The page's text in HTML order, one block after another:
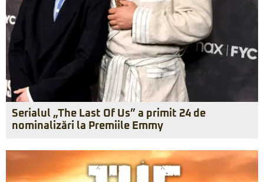
Serialul „The Last Of Us” a primit 24 de
nominalizări la Premiile Emmy